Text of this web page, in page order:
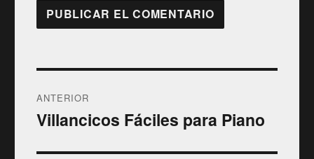
de
ANTERIOR
Entrada
Villancicos Fáciles para Piano